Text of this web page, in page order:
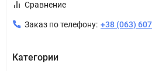
Сравнение
Заказ по телефону: +38 (063)
Категории